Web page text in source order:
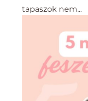
tapaszok nem...